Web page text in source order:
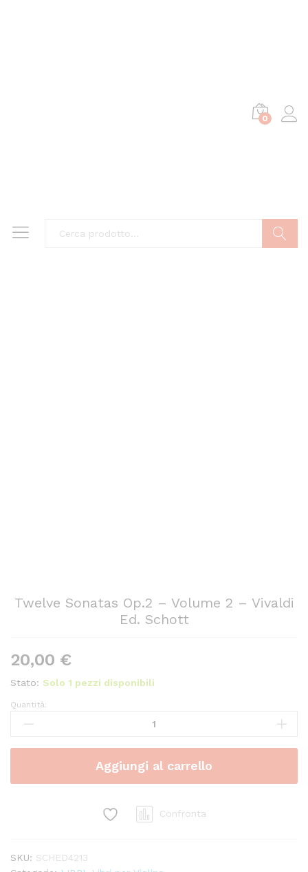
0
Twelve Sonatas Op.2 – Volume 2 – Vivaldi
Ed. Schott
20,00 €
Stato: Solo 1 pezzi disponibili
Twelve
Sonatas
-
2
quantity
Quantità:
Aggiungi al carrello
Confronta
SKU: SCHED4213